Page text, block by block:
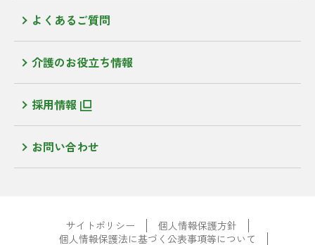
よくあるご質問
介護のお役立ち情報
採用情報
お問い合わせ
サイトポリシー
個人情報保護方針
個人情報保護法に基づく公表事項等について